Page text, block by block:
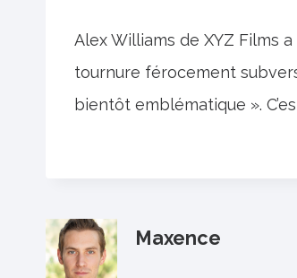
Alex Williams de XYZ Films
tournure férocement
bientôt emblématique ».
Maxence